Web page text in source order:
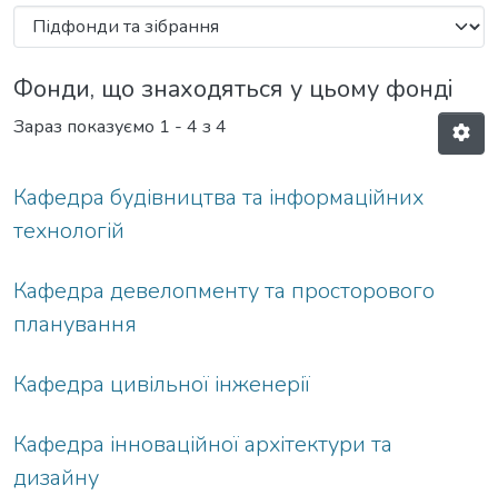
Фонди, що знаходяться у цьому фонді
Зараз показуємо 1 - 4 з 4
Кафедра будівництва та інформаційних
технологій
Кафедра девелопменту та просторового
планування
Кафедра цивільної інженерії
Кафедра інноваційної архітектури та
дизайну